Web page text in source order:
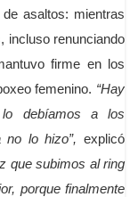
asaltos: mientras
incluso renunciando
firme en los
femenino. “Hay
debíamos a los
no lo hizo”, explicó
que subimos al ring
porque finalmente